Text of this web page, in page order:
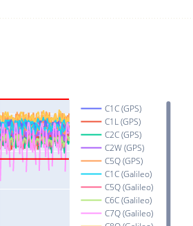
C1C (GPS)
C1L (GPS)
C2C (GPS)
C2W (GPS)
C5Q (GPS)
C1C (Galileo)
C5Q (Galileo)
C6C (Galileo)
C7Q (Galileo)